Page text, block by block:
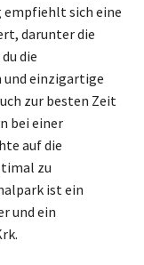
empfiehlt sich eine
darunter die
die
und einzigartige
zur besten Zeit
bei einer
auf die
zu
ist ein
und ein